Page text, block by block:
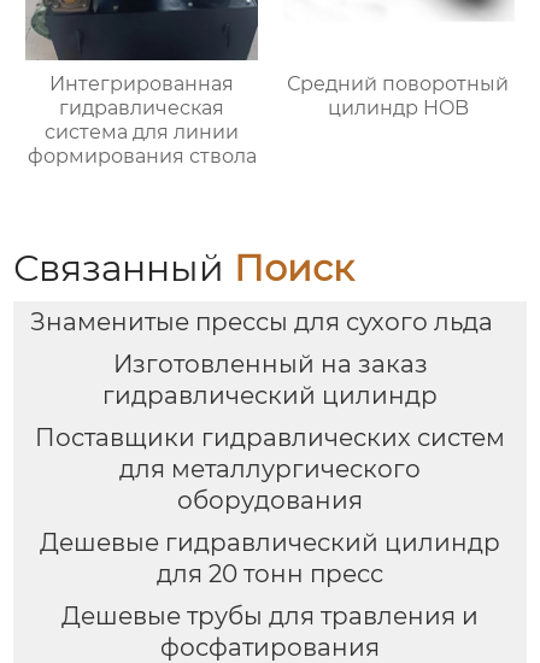
Интегрированная
гидравлическая
система для линии
формирования ствола
Средний поворотный
цилиндр HOB
Связанный Поиск
Знаменитые прессы для сухого льда
Изготовленный на заказ
гидравлический цилиндр
Поставщики гидравлических систем
для металлургического
оборудования
Дешевые гидравлический цилиндр
для 20 тонн пресс
Дешевые трубы для травления и
фосфатирования